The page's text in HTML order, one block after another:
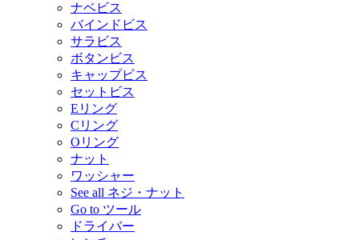
ナベビス
バインドビス
サラビス
ボタンビス
キャップビス
セットビス
Eリング
Cリング
Oリング
ナット
ワッシャー
See all ネジ・ナット
Go to ツール
ドライバー